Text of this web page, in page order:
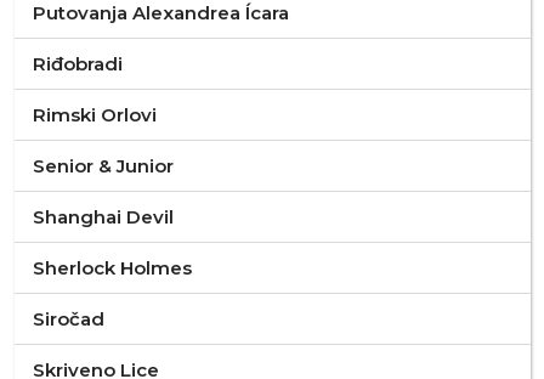
Putovanja Alexandrea Ícara
Riđobradi
Rimski Orlovi
Senior & Junior
Shanghai Devil
Sherlock Holmes
Siročad
Skriveno Lice